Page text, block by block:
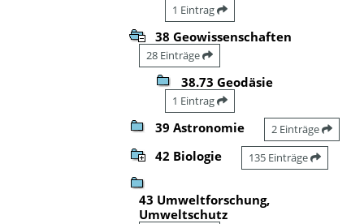
1 Eintrag
38 Geowissenschaften
28 Einträge
38.73 Geodäsie
1 Eintrag
39 Astronomie 2 Einträge
42 Biologie 135 Einträge
43 Umweltforschung,
Umweltschutz